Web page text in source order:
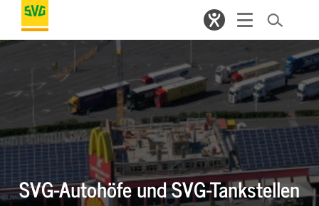
SVG-Autohöfe und SVG-Tankstellen